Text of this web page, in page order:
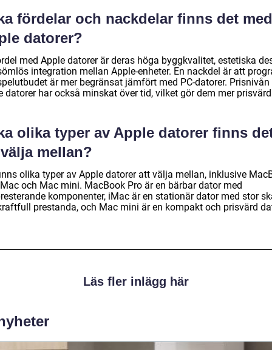
fördelar och nackdelar finns det med
datorer?
med Apple datorer är deras höga byggkvalitet, estetiska
integration mellan Apple-enheter. En nackdel är att
är mer begränsat jämfört med PC-datorer. Prisnivån
datorer har också minskat över tid, vilket gör dem mer
olika typer av Apple datorer finns
mellan?
olika typer av Apple datorer att välja mellan, inklusive
och Mac mini. MacBook Pro är en bärbar dator med
komponenter, iMac är en stationär dator med stor
prestanda, och Mac mini är en kompakt och prisvärd
Läs fler inlägg här